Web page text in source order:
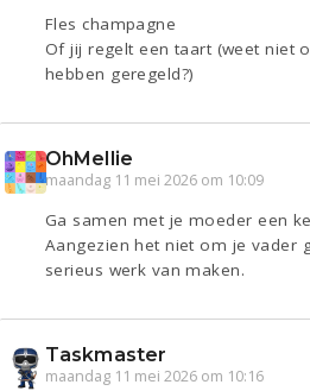
Fles champagne
Of jij regelt een taart (weet niet
hebben geregeld?)
OhMellie
maandag 11 mei 2026 om 10:09
Ga samen met je moeder een
Aangezien het niet om je vader
serieus werk van maken.
Taskmaster
maandag 11 mei 2026 om 10:16